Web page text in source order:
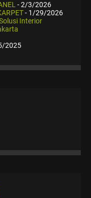
- 2/3/2026
- 1/29/2026
Interior
2025